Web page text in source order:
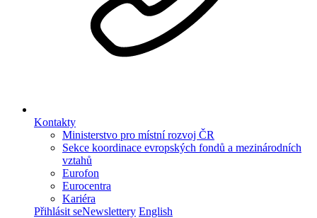
Kontakty
Ministerstvo pro místní rozvoj ČR
Sekce koordinace evropských fondů a mezinárodních
vztahů
Eurofon
Eurocentra
Kariéra
Přihlásit seNewslettery English